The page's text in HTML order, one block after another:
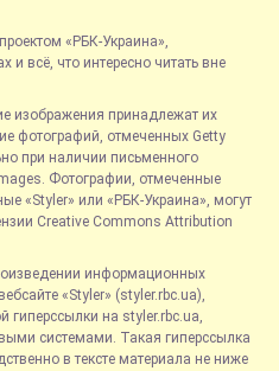
«РБК-Украина»,
всё, что интересно читать вне
изображения принадлежат их
фотографий, отмеченных Getty
при наличии письменного
Фотографии, отмеченные
«Styler» или «РБК-Украина», могут
Creative Commons Attribution
информационных
«Styler» (styler.rbc.ua),
гиперссылки на styler.rbc.ua,
системами. Такая гиперссылка
в тексте материала не ниже